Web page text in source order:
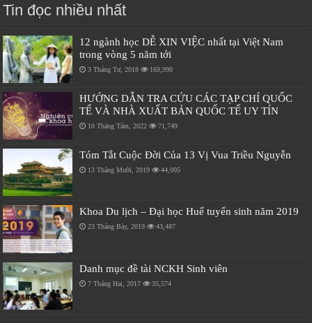
Tin đọc nhiều nhất
12 ngành học DỄ XIN VIỆC nhất tại Việt Nam
trong vòng 5 năm tới
3 Tháng Tư, 2018 169,990
HƯỚNG DẪN TRA CỨU CÁC TẠP CHÍ QUỐC
TẾ VÀ NHÀ XUẤT BẢN QUỐC TẾ UY TÍN
10 Tháng Tám, 2022 71,749
Tóm Tắt Cuộc Đời Của 13 Vị Vua Triều Nguyễn
13 Tháng Mười, 2019 44,005
Khoa Du lịch – Đại học Huế tuyển sinh năm 2019
23 Tháng Bảy, 2019 43,487
Danh mục đề tài NCKH Sinh viên
7 Tháng Hai, 2017 35,574